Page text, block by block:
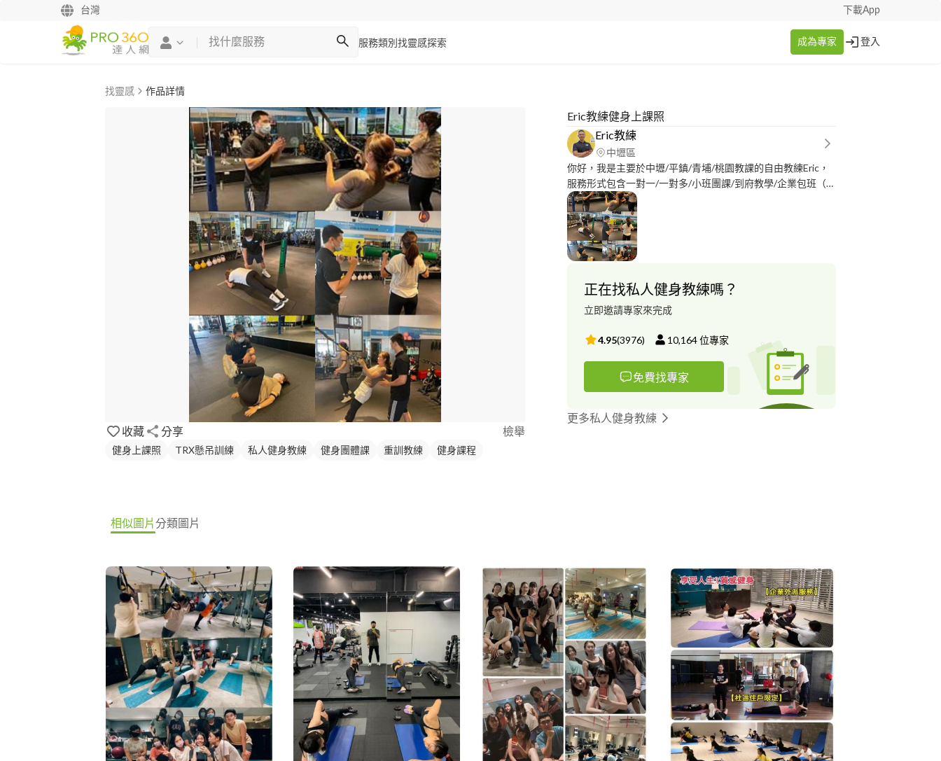
台灣 下載App
服務類別 找靈感探索 成為專家 登入
找靈感 作品詳情
收藏 分享 檢舉
健身上課照 TRX懸吊訓練 私人健身教練 健身團體課 重訓教練 健身課程
Eric教練健身上課照
Eric教練
中壢區
你好，我是主要於中壢/平鎮/青埔/桃園教課的自由教練Eric，
服務形式包含一對一/一對多/小班團課/到府教學/企業包班（大
桃園地區皆可服務） 我有數張國際的專業證照 -四大的話是有
美國國家運動醫學院的私人教練(NASM-CPT)、關節角度評估
(NASM-GA)、徒手肌力測試(NASM-MMT) -第五大的美國運動
體適能協會重訓指導員(AFAA-WT） -TRX-STC懸吊訓練師 另
外還有台灣機構的銀髮樂齡運動/孕婦及產後訓練/TRX/ViPR/
及數百位小班制團課學生的教學經驗，平時也常看健身相關書
籍及網路影片/文獻讓自己維持接觸最新的運動科學資訊，也喜
體態矯正/運動營養/銀髮樂齡運動/TRX 教學生涯中有無數次幫
助學生完成運動目標，受學生肯定，使我對自己的教學感到自
正在找私人健身教練嗎？
立即邀請專家來完成
4.95(3976) 10,164位專家
免費找專家
更多私人健身教練
相似圖片分類圖片